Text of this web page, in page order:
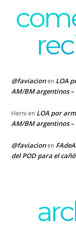
@faviacionen LOA
AM/BM argentinos
Herni en LOA por
AM/BM argentinos
@faviacionen
del POD para el